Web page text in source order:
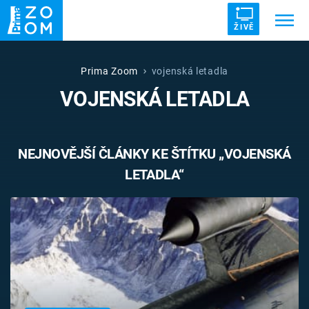
ŽIVĚ
ZRÁDCI UFO DRUHÁ SVĚTOVÁ VÁLKA
VETŘELCI DÁVNOVĚKU
Témata
Pořady
TV Program
Prima Zoom vojenská letadla
VOJENSKÁ LETADLA
NEJNOVĚJŠÍ ČLÁNKY KE ŠTÍTKU „VOJENSKÁ
LETADLA“